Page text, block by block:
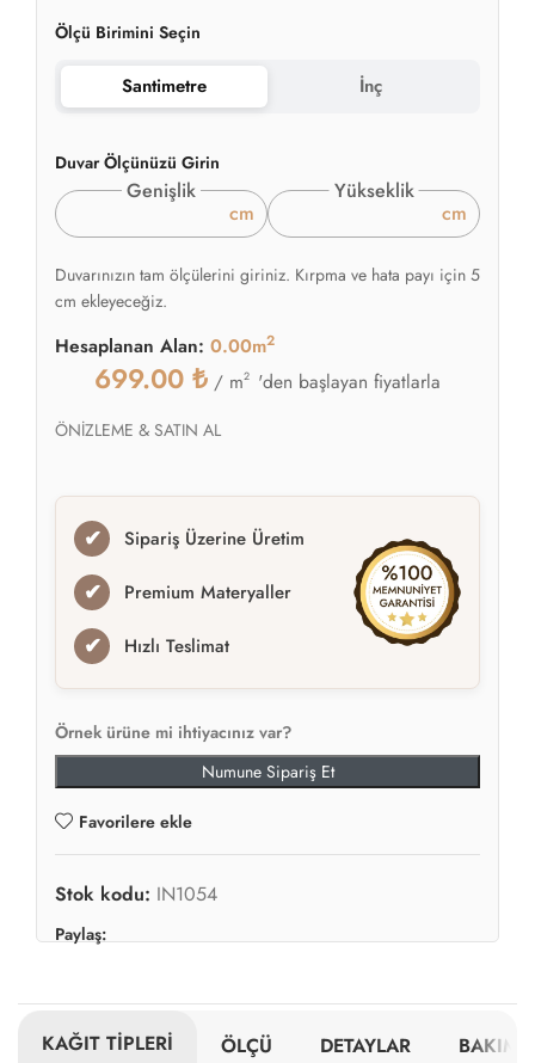
Ölçü Birimini Seçin
Santimetre İnç
Duvar Ölçünüzü Girin
Genişlik
cm
Yükseklik
cm
Duvarınızın tam ölçülerini giriniz. Kırpma ve hata payı için 5
cm ekleyeceğiz.
Hesaplanan Alan: 0.00m2
699.00 ₺ / m2 'den başlayan fiyatlarla
ÖNİZLEME & SATIN AL
✔ Sipariş Üzerine Üretim
✔ Premium Materyaller
✔ Hızlı Teslimat
Örnek ürüne mi ihtiyacınız var?
Numune Sipariş Et
Favorilere ekle
Stok kodu: IN1054
Paylaş:
KAĞIT TİPLERİ ÖLÇÜ DETAYLAR BAKIM